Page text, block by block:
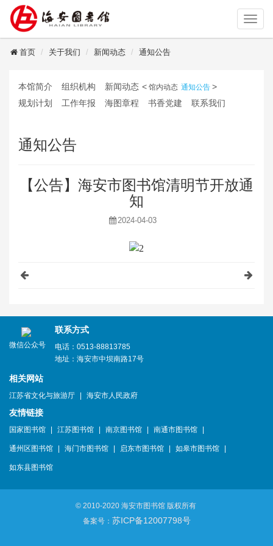
读者登录
首页 关于我们 新闻动态 通知公告
本馆简介 组织机构 新闻动态 < 馆内动态 通知公告 >
规划计划
工作年报 海图章程 书香党建 联系我们
通知公告
【公告】海安市图书馆清明节开放通
知
2024-04-03
微信公众号
联系方式
电话：0513-88813785
地址：海安市中坝南路17号
相关网站
江苏省文化与旅游厅 海安市人民政府
友情链接
国家图书馆 江苏图书馆 南京图书馆 南通市图书馆
通州区图书馆 海门市图书馆 启东市图书馆 如皋市图书馆
如东县图书馆
© 2010-2020 海安市图书馆 版权所有
备案号： 苏ICP备12007798号